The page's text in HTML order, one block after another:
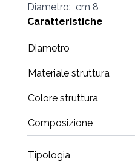
Diametro: cm 8
Caratteristiche
Diametro
Materiale struttura
Colore struttura
Composizione
Tipologia